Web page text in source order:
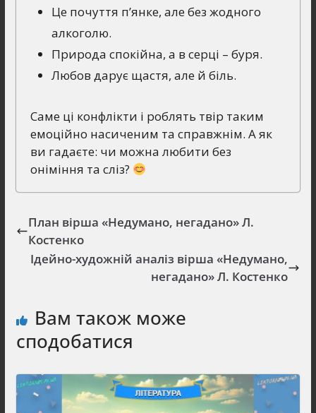
Це почуття п’янке, але без жодного
алкоголю.
Природа спокійна, а в серці – буря.
Любов дарує щастя, але й біль.
Саме ці конфлікти і роблять твір таким
емоційно насиченим та справжнім. А як
ви гадаєте: чи можна любити без
оніміння та сліз?
План вірша «Недумано, негадано» Л.
Костенко
Ідейно-художній аналіз вірша «Недумано,
негадано» Л. Костенко
Вам також може
сподобатися